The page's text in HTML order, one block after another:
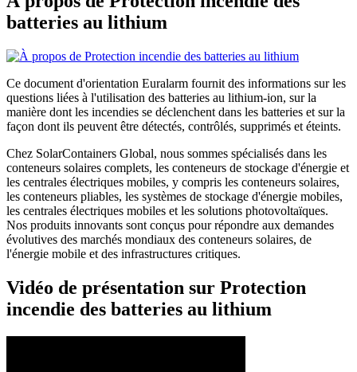
batteries au lithium
Ce document d'orientation Euralarm fournit des informations sur les
questions liées à l'utilisation des batteries au lithium-ion, sur la
manière dont les incendies se déclenchent dans les batteries et sur la
façon dont ils peuvent être détectés, contrôlés, supprimés et éteints.
Chez SolarContainers Global, nous sommes spécialisés dans les
conteneurs solaires complets, les conteneurs de stockage d'énergie et
les centrales électriques mobiles, y compris les conteneurs solaires,
les conteneurs pliables, les systèmes de stockage d'énergie mobiles,
les centrales électriques mobiles et les solutions photovoltaïques.
Nos produits innovants sont conçus pour répondre aux demandes
évolutives des marchés mondiaux des conteneurs solaires, de
l'énergie mobile et des infrastructures critiques.
Vidéo de présentation sur Protection
incendie des batteries au lithium